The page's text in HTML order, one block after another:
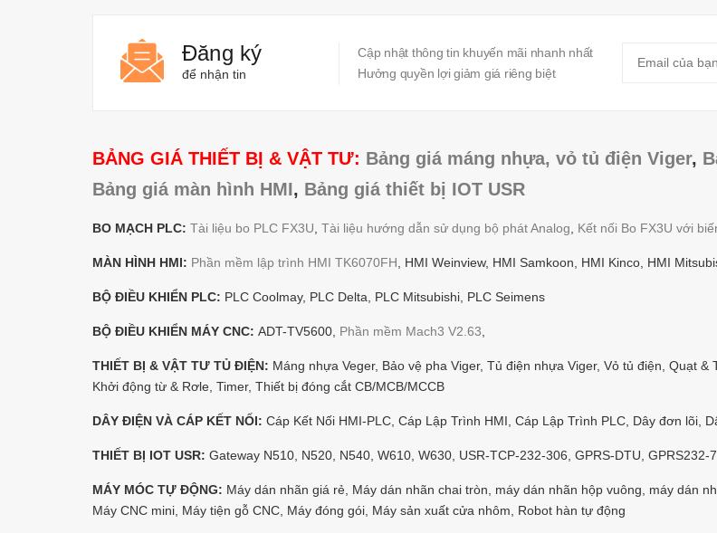
Đăng ký
để nhận tin
Cập nhật thông tin khuyến mãi nhanh nhất
Hưởng quyền lợi giảm giá riêng biệt
BẢNG GIÁ THIẾT BỊ & VẬT TƯ: Bảng giá máng nhựa, vỏ tủ điện Viger,
Bảng giá màn hình HMI, Bảng giá thiết bị IOT USR
BO MẠCH PLC: Tài liệu bo PLC FX3U Tài liệu hướng dẫn sử dụng bộ phát Analog Kết nối Bo FX3U với
MÀN HÌNH HMI: Phần mềm lập trình HMI TK6070FH , HMI Weinview, HMI Samkoon, HMI Kinco, HMI
BỘ ĐIỀU KHIỂN PLC: PLC Coolmay, PLC Delta, PLC Mitsubishi, PLC Seimens
BỘ ĐIỀU KHIỂN MÁY CNC: ADT-TV5600, Phần mềm Mach3 V2.63
THIẾT BỊ & VẬT TƯ TỦ ĐIỆN: Máng nhựa Veger, Bảo vệ pha Viger, Tủ điện nhựa Viger, Vỏ tủ điện, Quạt
Khởi động từ & Rơle, Timer, Thiết bị đóng cắt CB/MCB/MCCB
DÂY ĐIỆN VÀ CÁP KẾT NỐI: Cáp Kết Nối HMI-PLC, Cáp Lập Trình HMI, Cáp Lập Trình PLC, Dây đơn lõi,
THIẾT BỊ IOT USR: Gateway N510, N520, N540, W610, W630, USR-TCP-232-306, GPRS-DTU, GPRS232-
MÁY MÓC TỰ ĐỘNG: Máy dán nhãn giá rẻ, Máy dán nhãn chai tròn, máy dán nhãn hộp vuông, máy dán
Máy CNC mini, Máy tiện gỗ CNC, Máy đóng gói, Máy sản xuất cửa nhôm, Robot hàn tự động